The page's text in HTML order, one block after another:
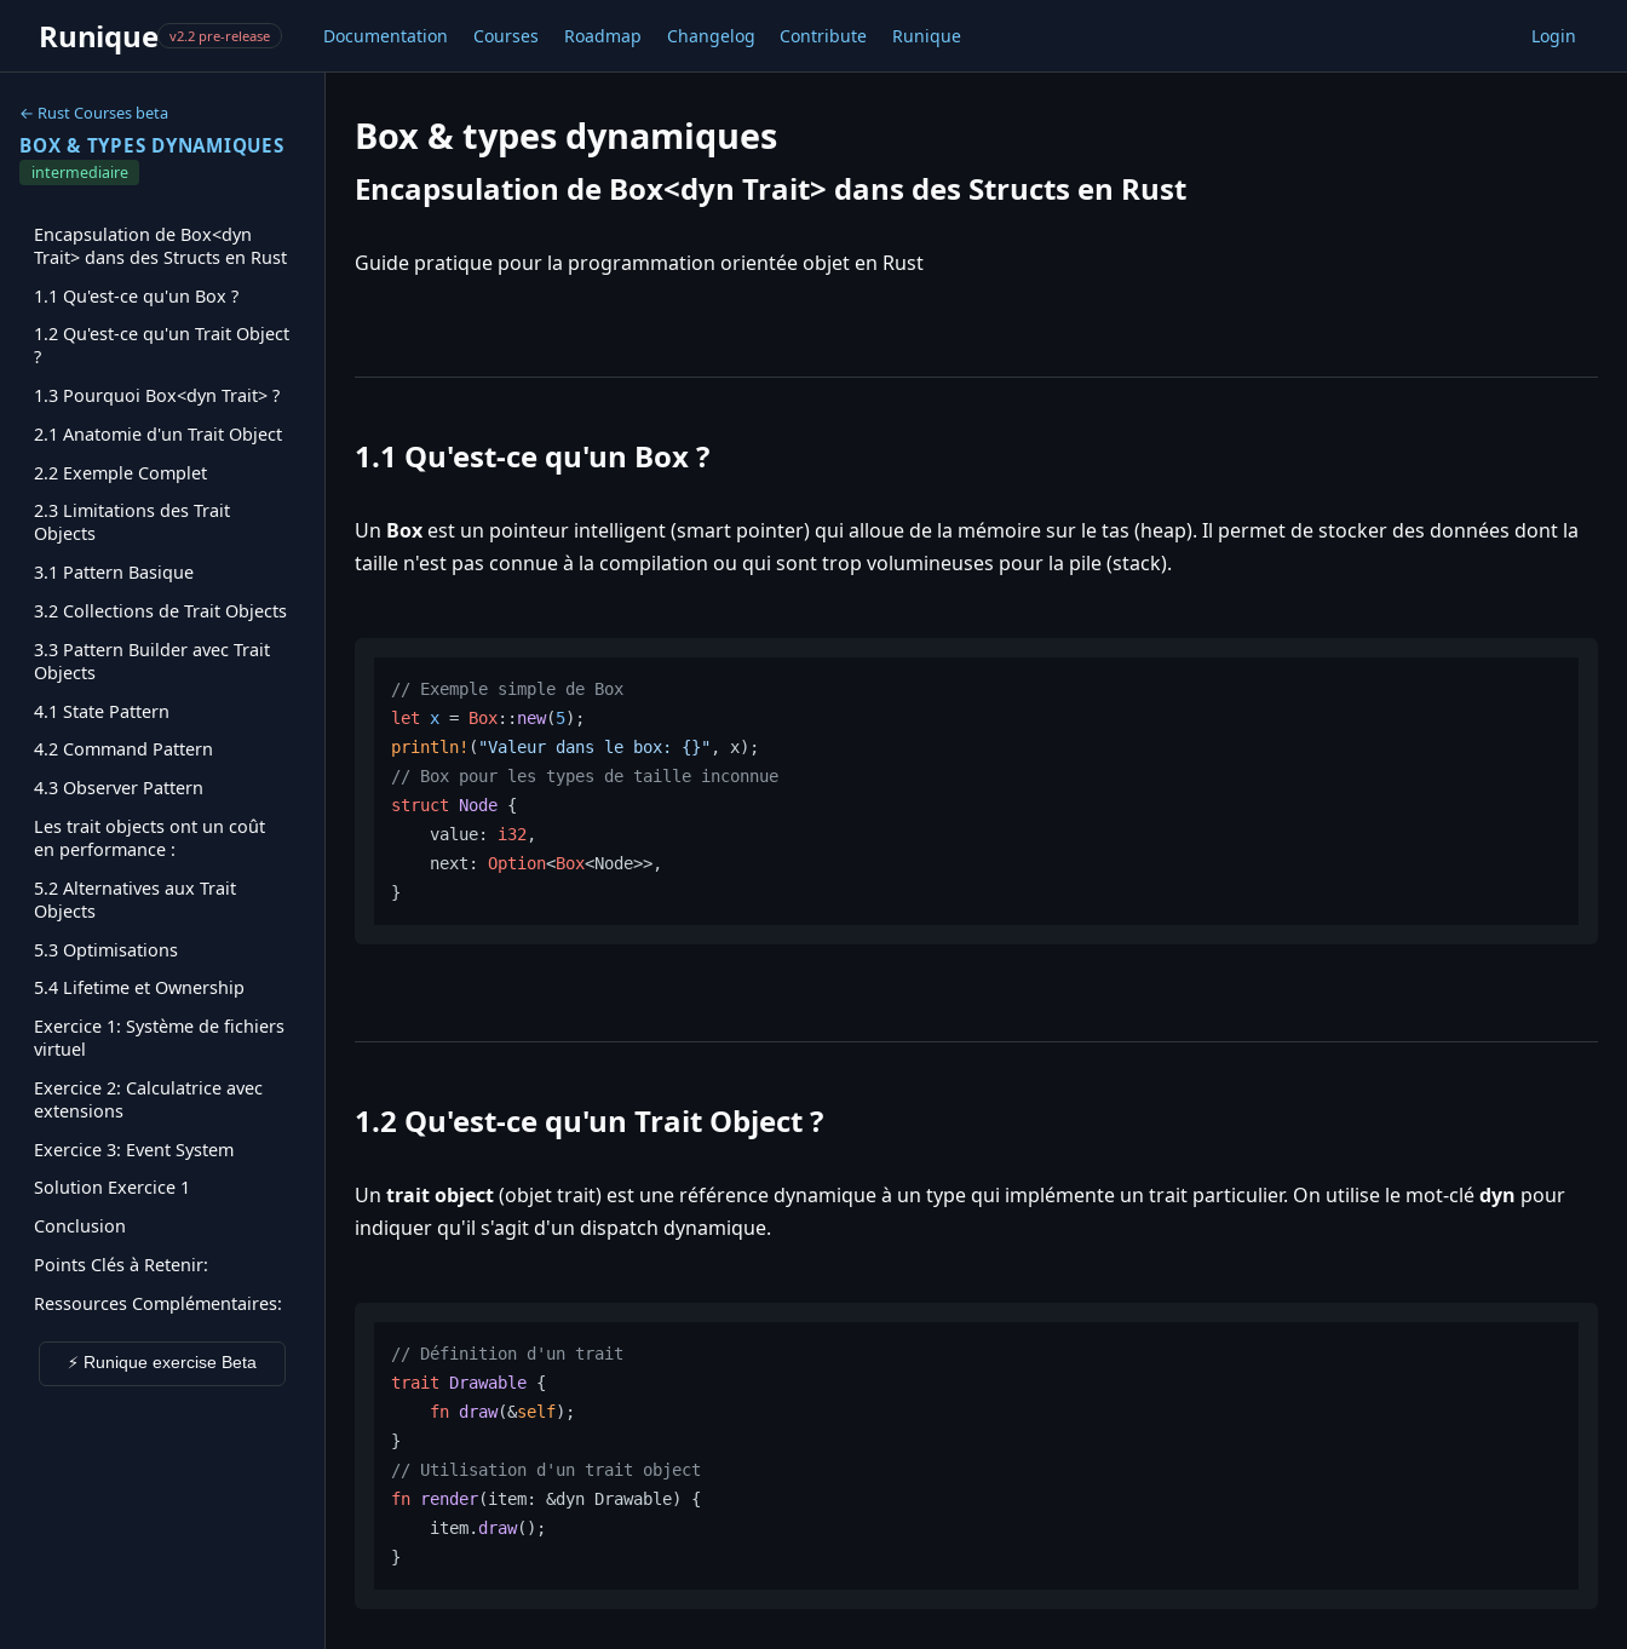
Runique v2.2 pre-release Documentation Courses Roadmap Changelog Contribute Runique Login
← Rust Courses beta
BOX & TYPES DYNAMIQUES
intermediaire
Encapsulation de Box<dyn
Trait> dans des Structs en Rust
1.1 Qu'est-ce qu'un Box ?
1.2 Qu'est-ce qu'un Trait Object
?
1.3 Pourquoi Box<dyn Trait> ?
2.1 Anatomie d'un Trait Object
2.2 Exemple Complet
2.3 Limitations des Trait
Objects
3.1 Pattern Basique
3.2 Collections de Trait Objects
3.3 Pattern Builder avec Trait
Objects
4.1 State Pattern
4.2 Command Pattern
4.3 Observer Pattern
Les trait objects ont un coût
en performance :
5.2 Alternatives aux Trait
Objects
5.3 Optimisations
5.4 Lifetime et Ownership
Exercice 1: Système de fichiers
virtuel
Exercice 2: Calculatrice avec
extensions
Exercice 3: Event System
Solution Exercice 1
Conclusion
Points Clés à Retenir:
Ressources Complémentaires:
⚡ Runique exercise Beta
Box & types dynamiques
Encapsulation de Box<dyn Trait> dans des Structs en Rust
Guide pratique pour la programmation orientée objet en Rust
1.1 Qu'est-ce qu'un Box ?
Un Boxest un pointeur intelligent (smart pointer) qui alloue de la mémoire sur le tas (heap). Il permet de stocker des données dont la
taille n'est pas connue à la compilation ou qui sont trop volumineuses pour la pile (stack).
// Exemple simple de Box
let x = Box:: new(5
println! ( "Valeur dans le box: {}"
// Box pour les types de taille inconnue
struct
Node {
    value:
i32,
    next:
Option<Box<Node>>,
1.2 Qu'est-ce qu'un Trait Object ?
Un trait object(objet trait) est une référence dynamique à un type qui implémente un trait particulier. On utilise le mot-clédyn pour
indiquer qu'il s'agit d'un dispatch dynamique.
// Définition d'un trait
trait
Drawable {
fn draw(&self) ;
// Utilisation d'un trait object
fn
render(item: &dyn Drawable) {
    item.
draw();